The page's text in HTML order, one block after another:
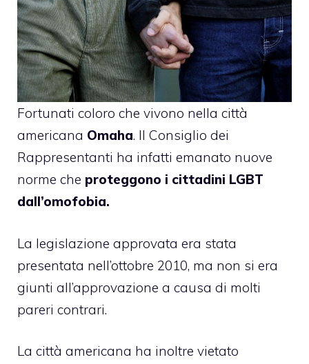
Fortunati coloro che vivono nella città
americana Omaha. Il Consiglio dei
Rappresentanti ha infatti emanato nuove
norme che proteggono i cittadini LGBT
dall’omofobia.
La legislazione approvata era stata
presentata nell’ottobre 2010, ma non si era
giunti all’approvazione a causa di molti
pareri contrari.
La città americana ha inoltre vietato